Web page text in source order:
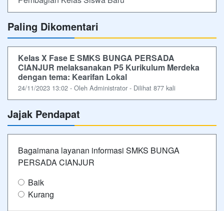
Paling Dikomentari
Kelas X Fase E SMKS BUNGA PERSADA
CIANJUR melaksanakan P5 Kurikulum Merdeka
dengan tema: Kearifan Lokal
24/11/2023 13:02 - Oleh Administrator - Dilihat 877 kali
Jajak Pendapat
Bagaimana layanan informasi SMKS BUNGA
PERSADA CIANJUR
Baik
Kurang